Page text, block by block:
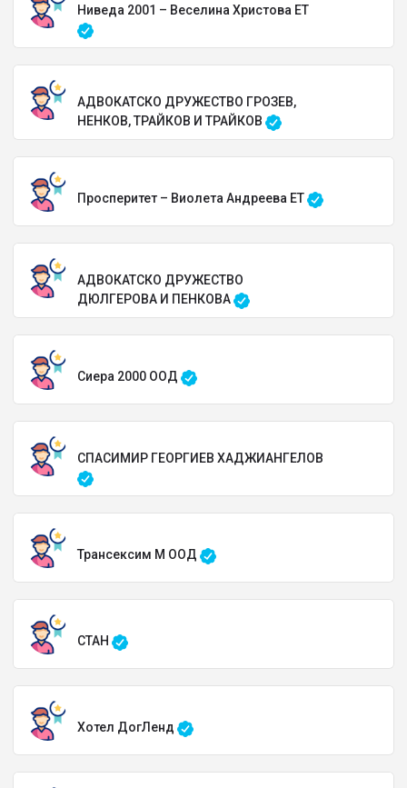
Ниведа 2001 – Веселина Христова ЕТ
АДВОКАТСКО ДРУЖЕСТВО ГРОЗЕВ,
НЕНКОВ, ТРАЙКОВ И ТРАЙКОВ
Просперитет – Виолета Андреева ЕТ
АДВОКАТСКО ДРУЖЕСТВО
ДЮЛГЕРОВА И ПЕНКОВА
Сиера 2000 ООД
СПАСИМИР ГЕОРГИЕВ ХАДЖИАНГЕЛОВ
Трансексим М ООД
СТАН
Хотел ДогЛенд